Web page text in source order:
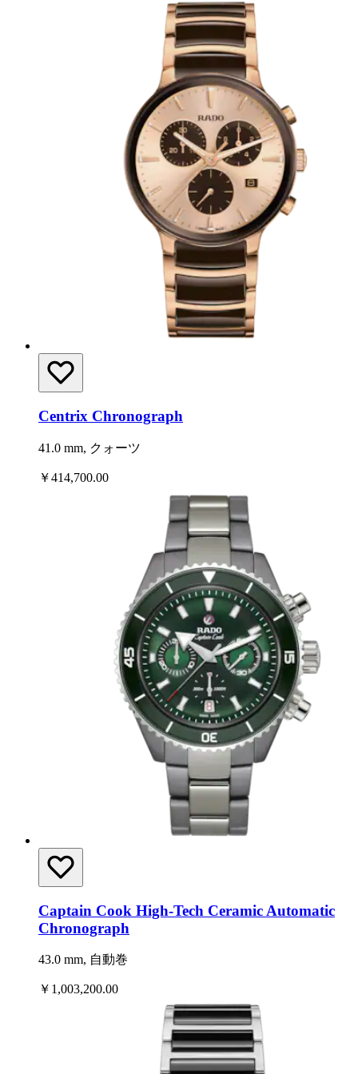
Centrix Chronograph
41.0 mm, クォーツ
￥414,700.00
Captain Cook High-Tech Ceramic Automatic
Chronograph
43.0 mm, 自動巻
￥1,003,200.00